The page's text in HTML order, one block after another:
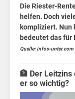
Die Riester-
helfen. Doch
kompliziert. Nun
bedeutet das für
Quelle: infos-unter.com
🏦 Der
er so wichtig?